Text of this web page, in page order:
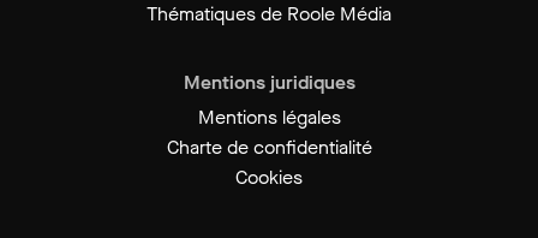
Thématiques de Roole Média
Mentions juridiques
Mentions légales
Charte de confidentialité
Cookies